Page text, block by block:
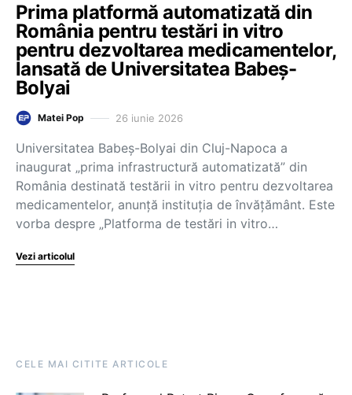
Prima platformă automatizată din
România pentru testări in vitro
pentru dezvoltarea medicamentelor,
lansată de Universitatea Babeș-
Bolyai
Matei Pop 26 iunie 2026
Universitatea Babeș-Bolyai din Cluj-Napoca a
inaugurat „prima infrastructură automatizată” din
România destinată testării in vitro pentru dezvoltarea
medicamentelor, anunță instituția de învățământ. Este
vorba despre „Platforma de testări in vitro…
Vezi articolul
CELE MAI CITITE ARTICOLE